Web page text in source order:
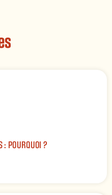
: POURQUOI ?